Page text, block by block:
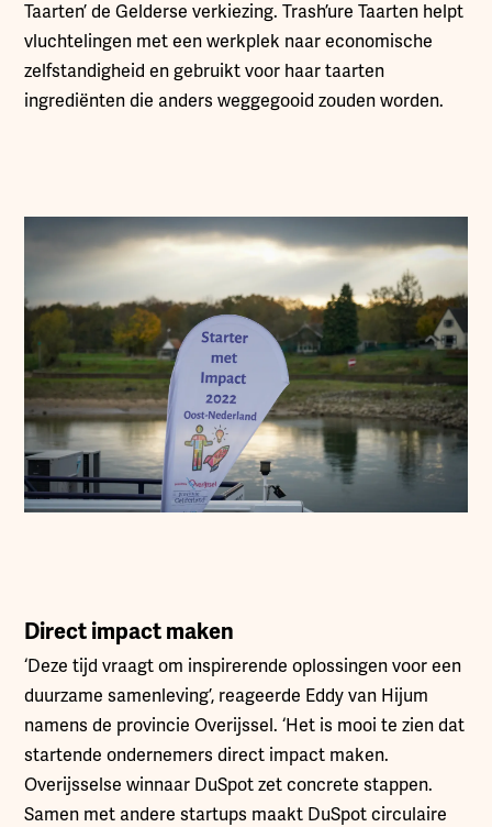
Taarten’ de Gelderse verkiezing. Trash’ure Taarten helpt
vluchtelingen met een werkplek naar economische
zelfstandigheid en gebruikt voor haar taarten
ingrediënten die anders weggegooid zouden worden.
Direct impact maken
‘Deze tijd vraagt om inspirerende oplossingen voor een
duurzame samenleving’, reageerde Eddy van Hijum
namens de provincie Overijssel. ‘Het is mooi te zien dat
startende ondernemers direct impact maken.
Overijsselse winnaar DuSpot zet concrete stappen.
Samen met andere startups maakt DuSpot circulaire